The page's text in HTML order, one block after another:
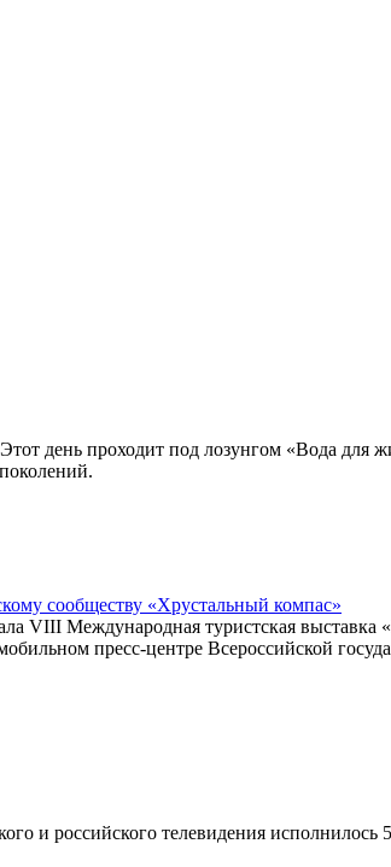
день проходит под лозунгом «Вода для
сообществу «Хрустальный компас»
VIII Международная туристская
пресс-центре Всероссийской
и российского телевидения исполнилось